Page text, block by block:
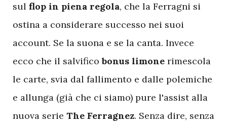
sul flop in piena regola, che la Ferragni si
ostina a considerare successo nei suoi
account. Se la suona e se la canta. Invece
ecco che il salvificobonus limone rimescola
le carte, svia dal fallimento e dalle polemiche
e allunga (già che ci siamo) pure l'assist alla
nuova serie The Ferragnez. Senza dire, senza